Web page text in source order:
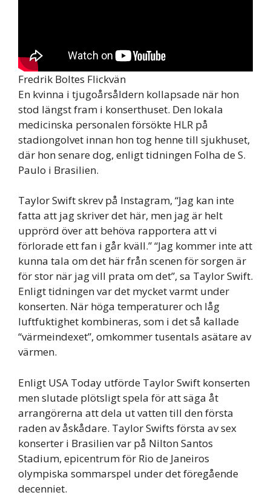
Fredrik Boltes Flickvän
En kvinna i tjugoårsåldern kollapsade när hon
stod längst fram i konserthuset. Den lokala
medicinska personalen försökte HLR på
stadiongolvet innan hon tog henne till sjukhuset,
där hon senare dog, enligt tidningen Folha de S.
Paulo i Brasilien.
Taylor Swift skrev på Instagram, “Jag kan inte
fatta att jag skriver det här, men jag är helt
upprörd över att behöva rapportera att vi
förlorade ett fan i går kväll.” “Jag kommer inte att
kunna tala om det här från scenen för sorgen är
för stor när jag vill prata om det”, sa Taylor Swift.
Enligt tidningen var det mycket varmt under
konserten. När höga temperaturer och låg
luftfuktighet kombineras, som i det så kallade
“värmeindexet”, omkommer tusentals asätare av
värmen.
Enligt USA Today utförde Taylor Swift konserten
men slutade plötsligt spela för att säga åt
arrangörerna att dela ut vatten till den första
raden av åskådare. Taylor Swifts första av sex
konserter i Brasilien var på Nilton Santos
Stadium, epicentrum för Rio de Janeiros
olympiska sommarspel under det föregående
decenniet.